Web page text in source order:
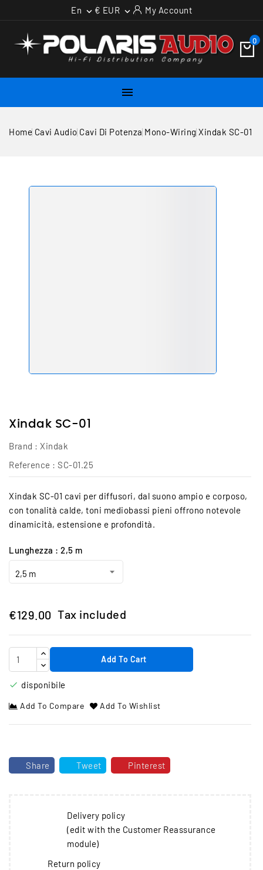
En  € EUR  My Account
0

Home Cavi Audio Cavi Di Potenza Mono-WiringXindak SC-01
Xindak SC-01
Brand : Xindak
Reference : SC-01.25
Xindak SC-01 cavi per diffusori, dal suono ampio e corposo,
con tonalità calde, toni mediobassi pieni offrono notevole
dinamicità, estensione e profondità.
Lunghezza : 2,5 m
€129.00 Tax included
Add To Cart
 disponibile
Add To Compare Add To Wishlist
Share Tweet Pinterest
Delivery policy
(edit with the Customer Reassurance
module)
Return policy